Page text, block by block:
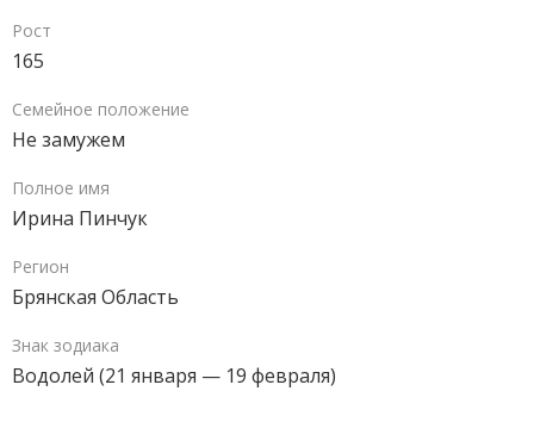
Рост
165
Семейное положение
Не замужем
Полное имя
Ирина Пинчук
Регион
Брянская Область
Знак зодиака
Водолей (21 января — 19 февраля)